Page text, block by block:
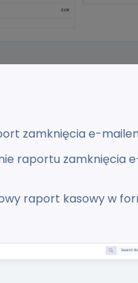
zamknięcia e-
raportu zamknięcia
raport kasowy w